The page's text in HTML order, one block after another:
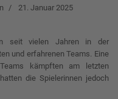
21. Januar 2025
seit vielen Jahren in der
und erfahrenen Teams. Eine
kämpften am letzten
die Spielerinnen jedoch